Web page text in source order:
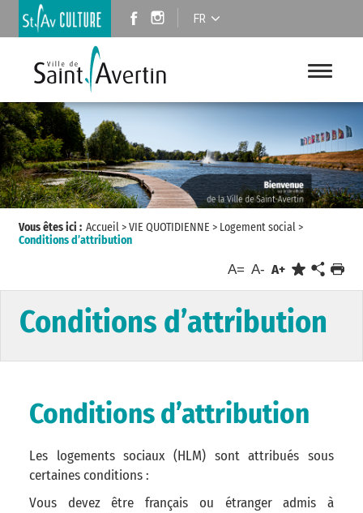
FR
Vous êtes ici : Accueil>VIE QUOTIDIENNE > Logement social>
Conditions d’attribution
A= A- A+
Conditions d’attribution
Conditions d’attribution
Les logements sociaux (HLM) sont attribués sous
certaines conditions :
Vous devez être français ou étranger admis à